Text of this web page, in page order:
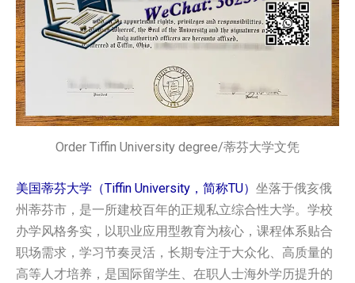
Order Tiffin University degree/蒂芬大学文凭
美国蒂芬大学（Tiffin University，简称TU） 坐落于俄亥俄
州蒂芬市，是一所建校百年的正规私立综合性大学。学校
办学风格务实，以职业应用型教育为核心，课程体系贴合
职场需求，学习节奏灵活，长期专注于大众化、高质量的
高等人才培养，是国际留学生、在职人士海外学历提升的